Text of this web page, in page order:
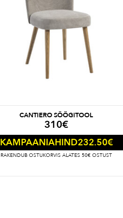
CANTIERO SÖÖGITOOL
310€
KAMPAANIAHIND232.50€
RAKENDUB OSTUKORVIS ALATES 50€ OSTUST